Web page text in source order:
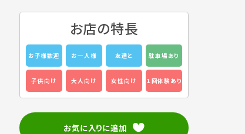
お店の特長
お子様歓迎 お一人様 友達と 駐車場あり
子供向け 大人向け 女性向け １回体験あり
お気に入りに追加